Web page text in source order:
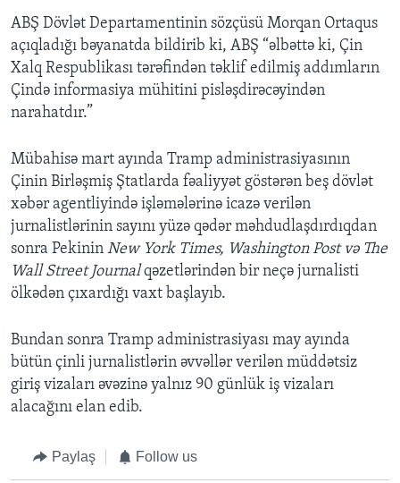
ABŞ Dövlət Departamentinin sözçüsü Morqan Ortaqus
açıqladığı bəyanatda bildirib ki, ABŞ “əlbəttə ki, Çin
Xalq Respublikası tərəfindən təklif edilmiş addımların
Çində informasiya mühitini pisləşdirəcəyindən
narahatdır.”
Mübahisə mart ayında Tramp administrasiyasının
Çinin Birləşmiş Ştatlarda fəaliyyət göstərən beş dövlət
xəbər agentliyində işləmələrinə icazə verilən
jurnalistlərinin sayını yüzə qədər məhdudlaşdırdıqdan
sonra Pekinin New York Times, Washington Post və The
Wall Street Journalqəzetlərindən bir neçə jurnalisti
ölkədən çıxardığı vaxt başlayıb.
Bundan sonra Tramp administrasiyası may ayında
bütün çinli jurnalistlərin əvvəllər verilən müddətsiz
giriş vizaları əvəzinə yalnız 90 günlük iş vizaları
alacağını elan edib.
Paylaş Follow us